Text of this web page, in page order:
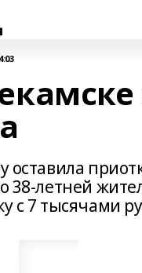
оставила
38-летней
с 7 тысячами